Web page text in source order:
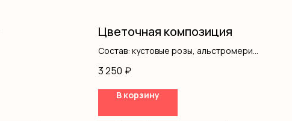
Цветочная композиция
Состав: кустовые розы, альстромерия,
3 250 ₽
В корзину